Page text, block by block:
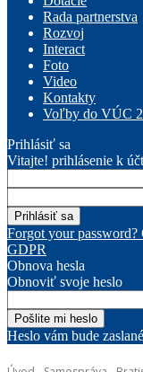
Rada partnerstva
Rozvoj
Interact
Foto
Video
Kontakty
Voľby do VÚC
Prihlásiť sa
Vitajte! prihlásenie k
Forgot your password?
GDPR
Obnova hesla
Obnoviť svoje heslo
Heslo vám bude